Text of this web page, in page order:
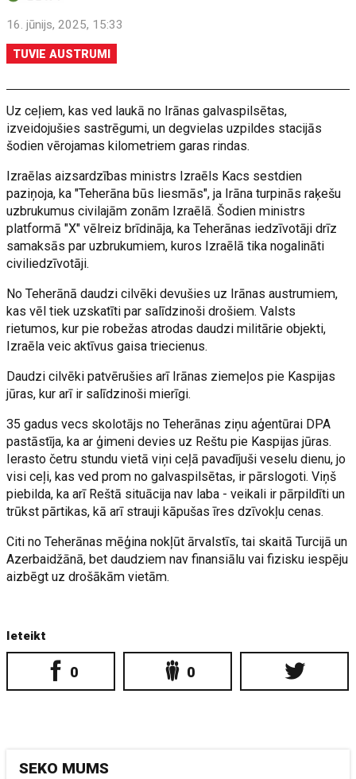
16. jūnijs, 2025, 15:33
TUVIE AUSTRUMI
Uz ceļiem, kas ved laukā no Irānas galvaspilsētas,
izveidojušies sastrēgumi, un degvielas uzpildes stacijās
šodien vērojamas kilometriem garas rindas.
Izraēlas aizsardzības ministrs Izraēls Kacs sestdien
paziņoja, ka "Teherāna būs liesmās", ja Irāna turpinās raķešu
uzbrukumus civilajām zonām Izraēlā. Šodien ministrs
platformā "X" vēlreiz brīdināja, ka Teherānas iedzīvotāji drīz
samaksās par uzbrukumiem, kuros Izraēlā tika nogalināti
civiliedzīvotāji.
No Teherānā daudzi cilvēki devušies uz Irānas austrumiem,
kas vēl tiek uzskatīti par salīdzinoši drošiem. Valsts
rietumos, kur pie robežas atrodas daudzi militārie objekti,
Izraēla veic aktīvus gaisa triecienus.
Daudzi cilvēki patvērušies arī Irānas ziemeļos pie Kaspijas
jūras, kur arī ir salīdzinoši mierīgi.
35 gadus vecs skolotājs no Teherānas ziņu aģentūrai DPA
pastāstīja, ka ar ģimeni devies uz Reštu pie Kaspijas jūras.
Ierasto četru stundu vietā viņi ceļā pavadījuši veselu dienu, jo
visi ceļi, kas ved prom no galvaspilsētas, ir pārslogoti. Viņš
piebilda, ka arī Reštā situācija nav laba - veikali ir pārpildīti un
trūkst pārtikas, kā arī strauji kāpušas īres dzīvokļu cenas.
Citi no Teherānas mēģina nokļūt ārvalstīs, tai skaitā Turcijā un
Azerbaidžānā, bet daudziem nav finansiālu vai fizisku iespēju
aizbēgt uz drošākām vietām.
Ieteikt
0 0
SEKO MUMS